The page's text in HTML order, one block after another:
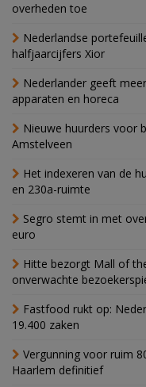
overheden toe
Nederlandse
halfjaarcijfers Xior
Nederlander geeft
apparaten en horeca
Nieuwe huurders voor
Amstelveen
Het indexeren van de
en 230a-ruimte
Segro stemt in met
euro
Hitte bezorgt Mall of
onverwachte
Fastfood rukt op:
19.400 zaken
Vergunning voor ruim
Haarlem definitief